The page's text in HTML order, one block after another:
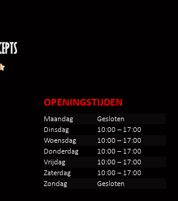
OPENINGSTIJDEN
Maandag
Gesloten
Dinsdag
10:00 – 17:00
Woensdag
10:00 – 17:00
Donderdag
10:00 – 17:00
Vrijdag
10:00 – 17:00
Zaterdag
10:00 – 17:00
Zondag
Gesloten